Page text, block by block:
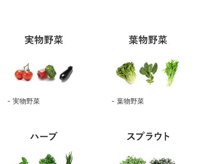
実物野菜 葉物野菜